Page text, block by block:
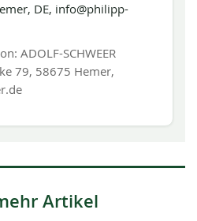
DE, info@philipp-
ADOLF-SCHWEER
79, 58675 Hemer,
Artikel